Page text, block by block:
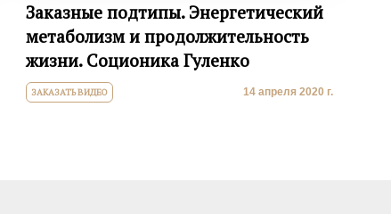
Заказные подтипы. Энергетический
метаболизм и продолжительность
жизни. Соционика Гуленко
ЗАКАЗАТЬ ВИДЕО 14 апреля 2020 г.